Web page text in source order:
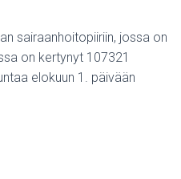
sairaanhoitopiiriin, jossa on
on kertynyt 107321
elokuun 1. päivään